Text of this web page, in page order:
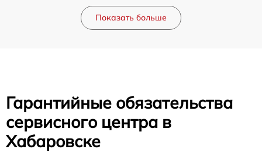
Показать больше
Гарантийные обязательства
сервисного центра в
Хабаровске